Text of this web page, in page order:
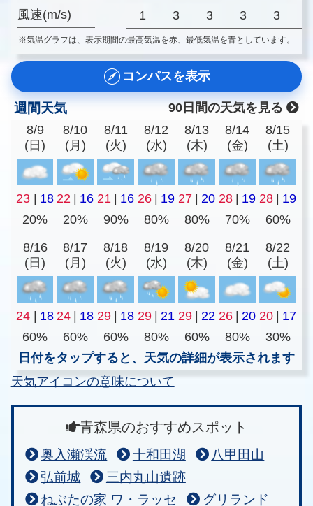
風速(m/s) 1 3 3 3 3
※気温グラフは、表示期間の最高気温を赤、最低気温を青としています。
コンパスを表示
週間天気
90日間の天気を見る
8/9
(日)
8/10
(月)
8/11
(火)
8/12
(水)
8/13
(木)
8/14
(金)
8/15
(土)
23 | 18 22 | 16 21 | 16 26 | 19 27 | 20 28 | 19 28 | 19
20%
20% 90% 80% 80% 70% 60%
8/16
(日)
8/17
(月)
8/18
(火)
8/19
(水)
8/20
(木)
8/21
(金)
8/22
(土)
24 | 18 24 | 18 29 | 18 29 | 21 29 | 22 26 | 20 20 | 17
60%
60% 60% 80% 60% 80%
30%
日付をタップすると、天気の詳細が表示されます
天気アイコンの意味について
青森県のおすすめスポット
奥入瀬渓流 十和田湖
八甲田山
弘前城
三内丸山遺跡
ねぶたの家 ワ・ラッセ
グリランド